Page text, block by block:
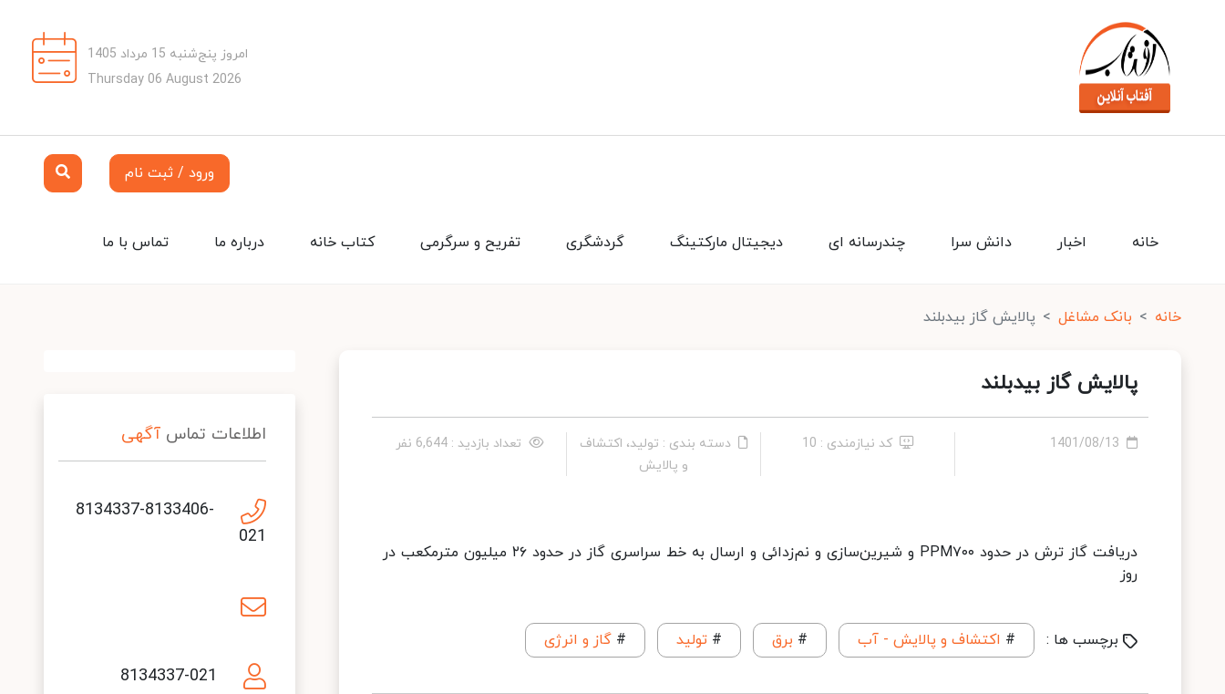
امروز پنج‌شنبه 15 مرداد 1405
Thursday 06 August 2026
ورود / ثبت نام
تماس با ما درباره ما کتاب خانه تفریح و سرگرمی گردشگری دیجیتال مارکتینگ چندرسانه ای دانش سرا اخبار خانه
خانه بانک مشاغل پالایش گاز بیدبلند
پالایش گاز بیدبلند
1401/08/13 کد نیازمندی : 10
دسته بندی : تولید، اکتشاف
و پالایش
تعداد بازدید : 6,644 نفر
دریافت گاز ترش در حدود PPM۷۰۰ و شیرین‌سازی و نم‌زدائی و ارسال به خط سراسری گاز در حدود ۲۶ میلیون مترمکعب در
روز
برچسب ها : # اکتشاف و پالایش - آب # برق # تولید # گاز و انرژی
اطلاعات تماس آگهی
8134337-8133406-
021
8134337-021